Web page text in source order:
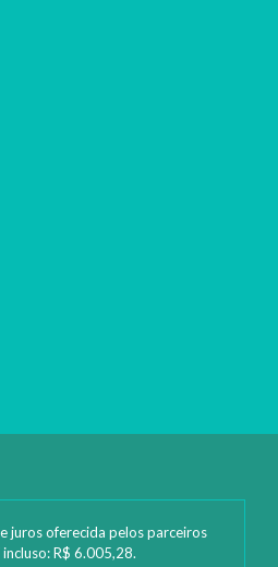
juros oferecida pelos parceiros
R$ 6.005,28.